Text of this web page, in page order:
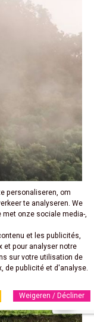
personaliseren, om
te analyseren. We
onze sociale media-,
et les publicités,
pour analyser notre
sur votre utilisation de
de publicité et d'analyse.
Weigeren / Décliner